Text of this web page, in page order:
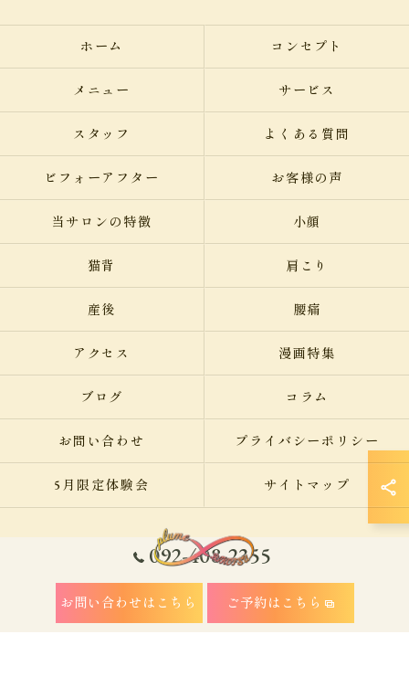
092-408-2355
お問い合わせはこちら ご予約はこちら
ホーム コンセプト
メニュー サービス
スタッフ よくある質問
ビフォーアフター お客様の声
当サロンの特徴 小顔
猫背 肩こり
産後 腰痛
アクセス 漫画特集
ブログ コラム
お問い合わせ プライバシーポリシー
5月限定体験会 サイトマップ
© 2026 福岡県福岡市南区の整体なら美容整骨サロン plume ALL RIGHTS